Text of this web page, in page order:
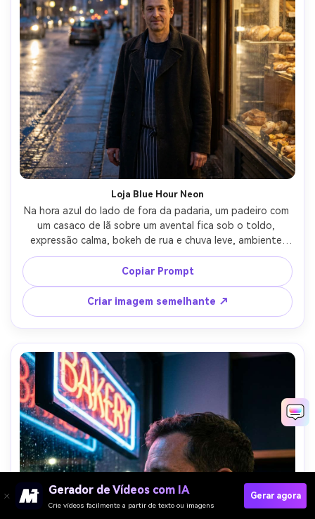
Loja Blue Hour Neon
Na hora azul do lado de fora da padaria, um padeiro com
um casaco de lã sobre um avental fica sob o toldo,
expressão calma, bokeh de rua e chuva leve, ambiente
misto e flash suave, Sony A1 85mm f/1.8, retrato vertical
4:5, contraste de cores cinematográficas, textura natural
da pele, foco nítido-AR 4:5
Copiar Prompt
Criar imagem semelhante ↗
Gerador de Vídeos com IA
Crie vídeos facilmente a partir de texto ou imagens
Gerar agora